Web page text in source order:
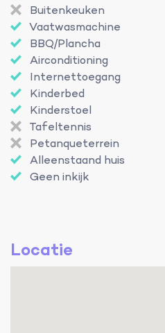
Buitenkeuken
Vaatwasmachine
BBQ/Plancha
Airconditioning
Internettoegang
Kinderbed
Kinderstoel
Tafeltennis
Petanqueterrein
Alleenstaand huis
Geen inkijk
Locatie